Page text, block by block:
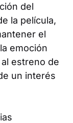
del
la película,
el
emoción
estreno de
un interés